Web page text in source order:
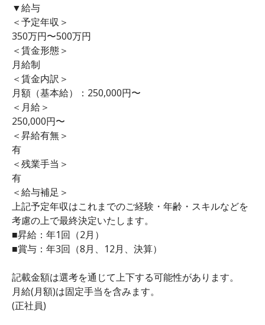
▼給与
＜予定年収＞
350万円〜500万円
＜賃金形態＞
月給制
＜賃金内訳＞
月額（基本給）：250,000円〜
＜月給＞
250,000円〜
＜昇給有無＞
有
＜残業手当＞
有
＜給与補足＞
上記予定年収はこれまでのご経験・年齢・スキルなどを
考慮の上で最終決定いたします。
■昇給：年1回（2月）
■賞与：年3回（8月、12月、決算）
記載金額は選考を通じて上下する可能性があります。
月給(月額)は固定手当を含みます。
(正社員)